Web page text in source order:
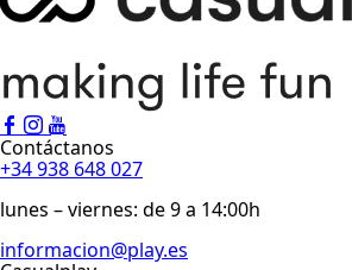
Contáctanos
+34 938 648 027
lunes – viernes: de 9 a 14:00h
informacion@play.es